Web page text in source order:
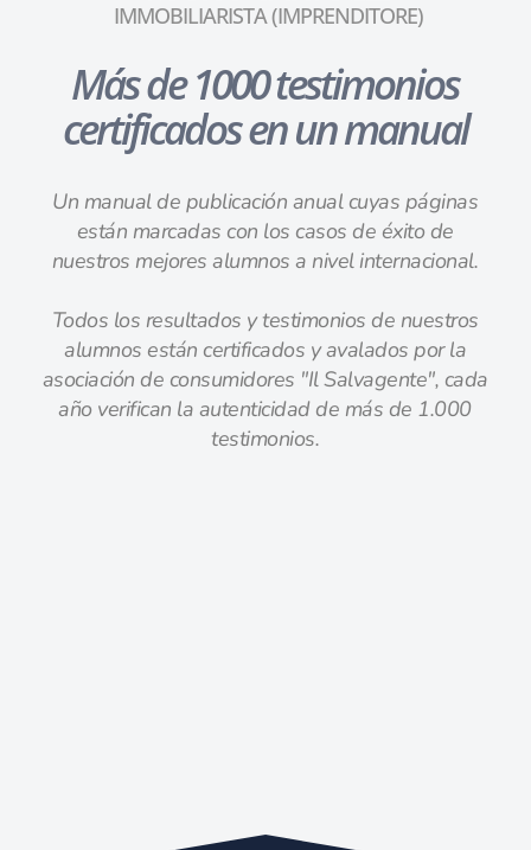
IMMOBILIARISTA (IMPRENDITORE)
Más de 1000 testimonios
certificados en un manual
Un manual de publicación anual cuyas páginas
están marcadas con los casos de éxito de
nuestros mejores alumnos a nivel internacional.
Todos los resultados y testimonios de nuestros
alumnos están certificados y avalados por la
asociación de consumidores "Il Salvagente", cada
año verifican la autenticidad de más de 1.000
testimonios.